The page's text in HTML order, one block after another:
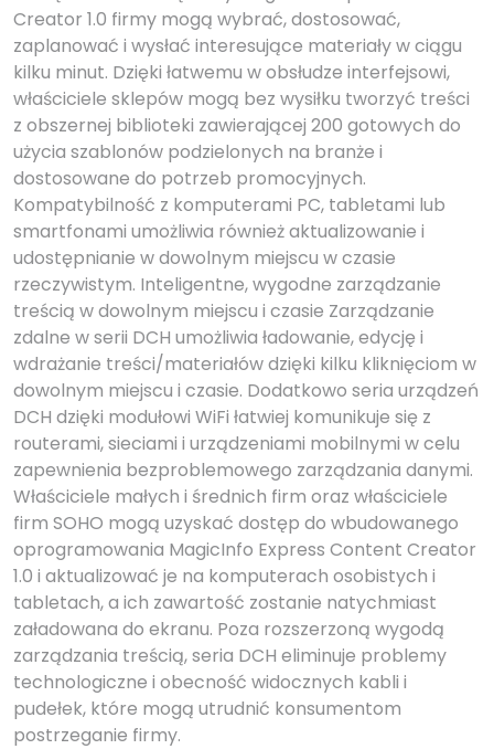
Creator 1.0 firmy mogą wybrać, dostosować,
zaplanować i wysłać interesujące materiały w ciągu
kilku minut. Dzięki łatwemu w obsłudze interfejsowi,
właściciele sklepów mogą bez wysiłku tworzyć treści
z obszernej biblioteki zawierającej 200 gotowych do
użycia szablonów podzielonych na branże i
dostosowane do potrzeb promocyjnych.
Kompatybilność z komputerami PC, tabletami lub
smartfonami umożliwia również aktualizowanie i
udostępnianie w dowolnym miejscu w czasie
rzeczywistym. Inteligentne, wygodne zarządzanie
treścią w dowolnym miejscu i czasie Zarządzanie
zdalne w serii DCH umożliwia ładowanie, edycję i
wdrażanie treści/materiałów dzięki kilku kliknięciom w
dowolnym miejscu i czasie. Dodatkowo seria urządzeń
DCH dzięki modułowi WiFi łatwiej komunikuje się z
routerami, sieciami i urządzeniami mobilnymi w celu
zapewnienia bezproblemowego zarządzania danymi.
Właściciele małych i średnich firm oraz właściciele
firm SOHO mogą uzyskać dostęp do wbudowanego
oprogramowania MagicInfo Express Content Creator
1.0 i aktualizować je na komputerach osobistych i
tabletach, a ich zawartość zostanie natychmiast
załadowana do ekranu. Poza rozszerzoną wygodą
zarządzania treścią, seria DCH eliminuje problemy
technologiczne i obecność widocznych kabli i
pudełek, które mogą utrudnić konsumentom
postrzeganie firmy.